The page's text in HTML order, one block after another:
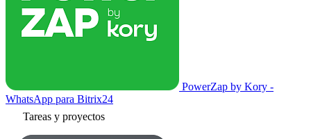
PowerZap by Kory -
WhatsApp para Bitrix24
Tareas y proyectos